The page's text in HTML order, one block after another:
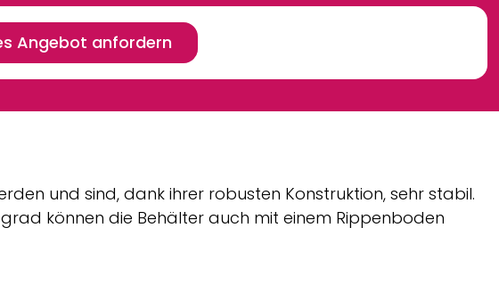
Angebot anfordern
und sind, dank ihrer robusten Konstruktion, sehr stabil.
können die Behälter auch mit einem Rippenboden